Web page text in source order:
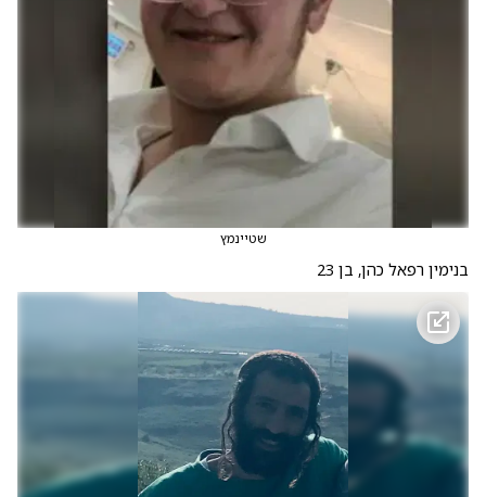
שטיינמץ
בנימין רפאל כהן, בן 23